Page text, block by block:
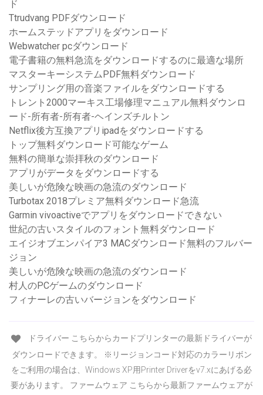
ド
Ttrudvang PDFダウンロード
ホームステッドアプリをダウンロード
Webwatcher pcダウンロード
電子書籍の無料急流をダウンロードするのに最適な場所
マスターキーシステムPDF無料ダウンロード
サンプリング用の音楽ファイルをダウンロードする
トレント2000マーキス工場修理マニュアル無料ダウンロ
ード-所有者-所有者-ヘインズチルトン
Netflix後方互換アプリipadをダウンロードする
トップ無料ダウンロード可能なゲーム
無料の簡単な崇拝秋のダウンロード
アプリがデータをダウンロードする
美しいが危険な映画の急流のダウンロード
Turbotax 2018プレミア無料ダウンロード急流
Garmin vivoactiveでアプリをダウンロードできない
世紀の古いスタイルのフォント無料ダウンロード
エイジオブエンパイア3 MACダウンロード無料のフルバー
ジョン
美しいが危険な映画の急流のダウンロード
村人のPCゲームのダウンロード
フィナーレの古いバージョンをダウンロード
ドライバー こちらからカードプリンターの最新ドライバーが
ダウンロードできます。 ※リージョンコード対応のカラーリボン
をご利用の場合は、Windows XP用Printer Driverをv7.xにあげる必
要があります。 ファームウェア こちらから最新ファームウェアが